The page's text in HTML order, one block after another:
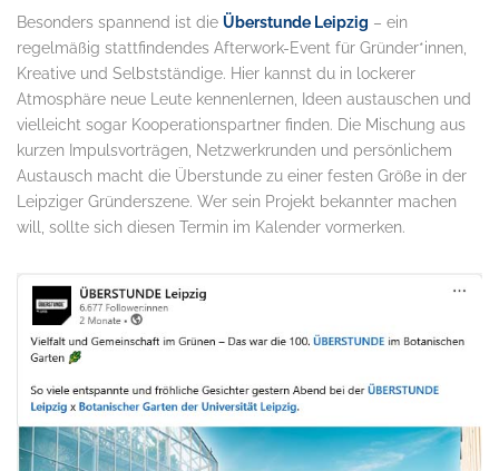
Besonders spannend ist die Überstunde Leipzig – ein
regelmäßig stattfindendes Afterwork-Event für Gründer*innen,
Kreative und Selbstständige. Hier kannst du in lockerer
Atmosphäre neue Leute kennenlernen, Ideen austauschen und
vielleicht sogar Kooperationspartner finden. Die Mischung aus
kurzen Impulsvorträgen, Netzwerkrunden und persönlichem
Austausch macht die Überstunde zu einer festen Größe in der
Leipziger Gründerszene. Wer sein Projekt bekannter machen
will, sollte sich diesen Termin im Kalender vormerken.